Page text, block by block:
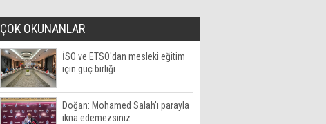
ÇOK OKUNANLAR
İSO ve ETSO'dan mesleki eğitim
için güç birliği
Doğan: Mohamed Salah'ı parayla
ikna edemezsiniz